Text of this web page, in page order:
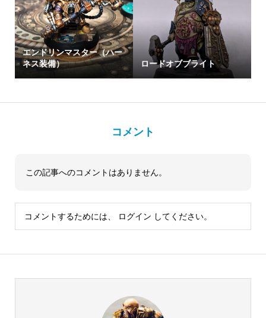
エンドリンマスター（ハー
ネス装備）
ロードオブブライト
コメント
この記事へのコメントはありません。
コメントするためには、 ログイン してください。